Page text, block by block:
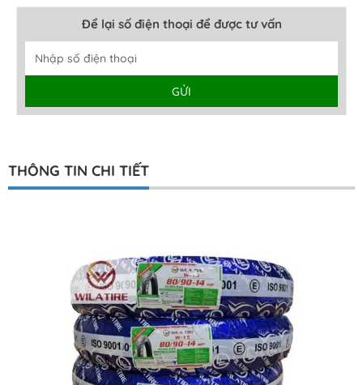
Để lại số điện thoại để được tư vấn
GỬI
Alternative:
THÔNG TIN CHI TIẾT